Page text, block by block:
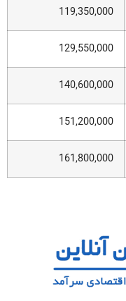
119,350,000
129,550,000
140,600,000
151,200,000
161,800,000